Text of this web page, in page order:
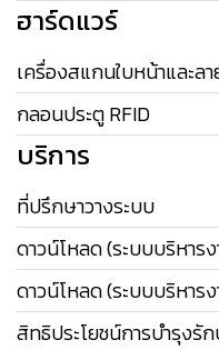
ฮาร์ดแวร์
เครื่องสแกนใบหน้าและล
กลอนประตู RFID
บริการ
ที่ปรึกษาวางระบบ
ดาวน์โหลด (ระบบบริหาร
ดาวน์โหลด (ระบบบริหาร
สิทธิประโยชน์การบำรุงรั